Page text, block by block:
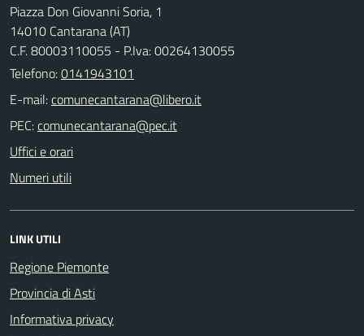
Piazza Don Giovanni Soria, 1
14010 Cantarana (AT)
C.F. 80003110055 - P.Iva: 00264130055
Telefono:0141943101
E-mail:
PEC:
Uffici e orari
Numeri utili
LINK UTILI
Regione Piemonte
Provincia di Asti
Informativa privacy